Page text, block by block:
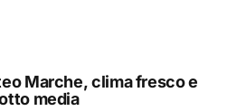
Marche, clima fresco e
media